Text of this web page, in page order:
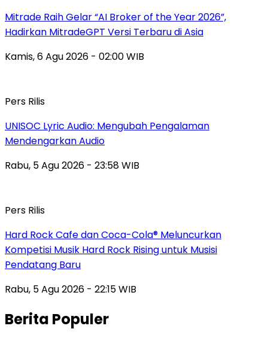
Mitrade Raih Gelar “AI Broker of the Year 2026”,
Hadirkan MitradeGPT Versi Terbaru di Asia
Kamis, 6 Agu 2026 - 02:00 WIB
Pers Rilis
UNISOC Lyric Audio: Mengubah Pengalaman
Mendengarkan Audio
Rabu, 5 Agu 2026 - 23:58 WIB
Pers Rilis
Hard Rock Cafe dan Coca-Cola® Meluncurkan
Kompetisi Musik Hard Rock Rising untuk Musisi
Pendatang Baru
Rabu, 5 Agu 2026 - 22:15 WIB
Berita Populer